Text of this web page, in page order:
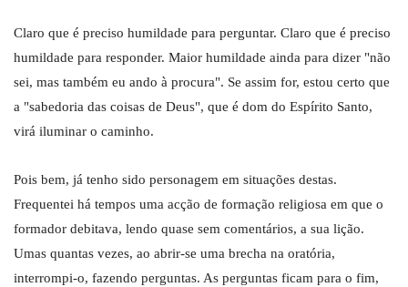
Claro que é preciso humildade para perguntar. Claro que é preciso
humildade para responder. Maior humildade ainda para dizer "não
sei, mas também eu ando à procura". Se assim for, estou certo que
a "sabedoria das coisas de Deus", que é dom do Espírito Santo,
virá iluminar o caminho.
Pois bem, já tenho sido personagem em situações destas.
Frequentei há tempos uma acção de formação religiosa em que o
formador debitava, lendo quase sem comentários, a sua lição.
Umas quantas vezes, ao abrir-se uma brecha na oratória,
interrompi-o, fazendo perguntas. As perguntas ficam para o fim,